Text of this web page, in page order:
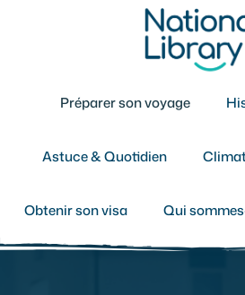
Préparer son voyage
Astuce & Quotidien
Obtenir son visa Qui